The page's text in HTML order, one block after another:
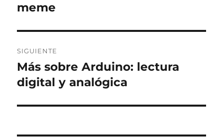
entradas
anterior:
meme
SIGUIENTE
Entrada
siguiente:
Más sobre Arduino: lectura
digital y analógica